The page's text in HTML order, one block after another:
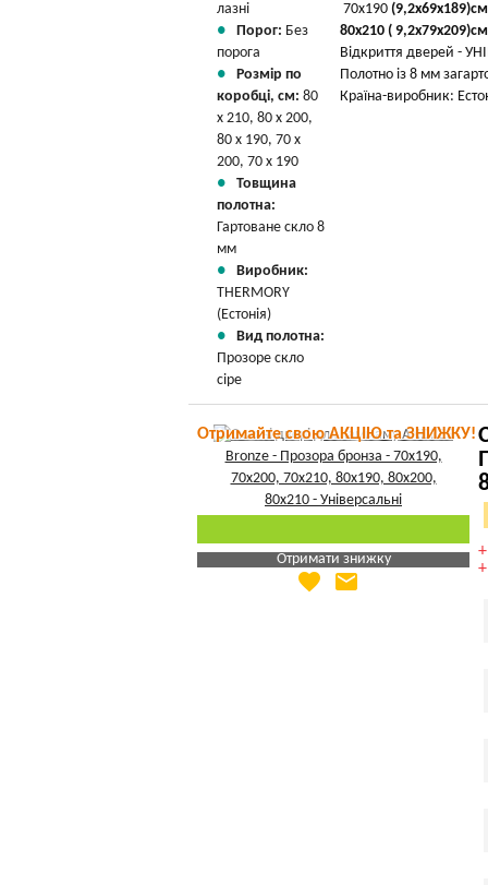
лазні
Порог: Без
порога
Розмір по
коробці, см: 80
х 210, 80 х 200,
80 х 190, 70 х
200, 70 х 190
Товщина
полотна:
Гартоване скло 8
мм
Виробник:
THERMORY
(Естонія)
Вид полотна:
Прозоре скло
сіре
70х190 (9,2х69x189)
80х210 ( 9,2х79х209)см
Відкриття дверей -
Полотно із 8 мм
Країна-виробник:
Отримайте свою АКЦІЮ та ЗНИЖКУ!
Отримати знижку
Яка Ваша ціна
favorite email